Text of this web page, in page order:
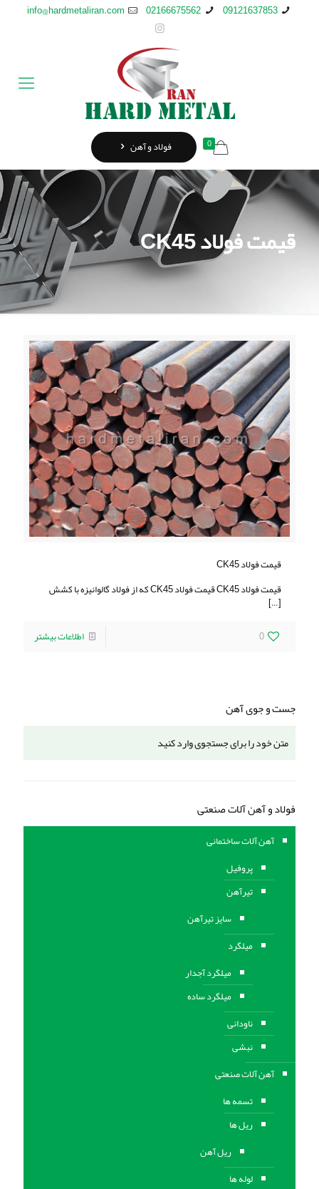
09121637853
02166675562
info@hardmetaliran.com
0 فولاد و آهن
قیمت فولاد CK45
قیمت فولاد CK45
قیمت فولاد CK45 قیمت فولاد CK45 که از فولاد گالوانیزه با کشش
[…]
0
اطلاعات بیشتر
جست و جوی آهن
فولاد و آهن آلات صنعتی
آهن آلات ساختمانی
پروفیل
تیرآهن
سایز تیرآهن
میلگرد
میلگرد آجدار
میلگرد ساده
ناودانی
نبشی
آهن آلات صنعتی
تسمه ها
ریل ها
ریل آهن
لوله ها